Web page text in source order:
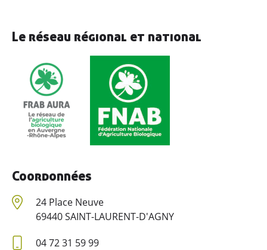
Le réseau régional et national
Coordonnées
24 Place Neuve
69440 SAINT-LAURENT-D'AGNY
04 72 31 59 99